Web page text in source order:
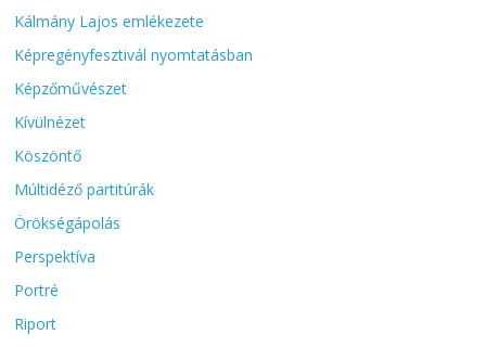
Kálmány Lajos emlékezete
Képregényfesztivál nyomtatásban
Képzőművészet
Kívülnézet
Köszöntő
Múltidéző partitúrák
Örökségápolás
Perspektíva
Portré
Riport